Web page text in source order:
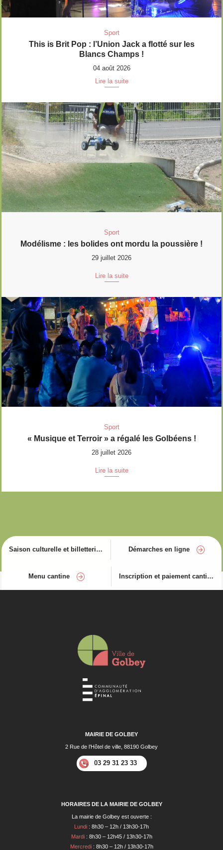
Sport
This is Brit Pop : l’Union Jack a flotté sur les
Blancs Champs !
04 août 2026
Lire la suite
Sport
Modélisme : les bolides ont mordu la poussière !
29 juillet 2026
Lire la suite
Sport
« Musique et Terroir » a régalé les Golbéens !
28 juillet 2026
Lire la suite
Saison culturelle et billetterie Démarches en ligne
Menu cantine Inscription et paiement cantine
MAIRIE DE GOLBEY
2 Rue de l’Hôtel de ville, 88190 Golbey
03 29 31 23 33
HORAIRES DE LA MAIRIE DE GOLBEY
La mairie de Golbey est ouverte :
Lundi : 8h30 – 12h / 13h30-17h
Mardi: 8h30 – 12h45 / 13h30-17h
Mercredi: 8h30 – 12h / 13h30-17h